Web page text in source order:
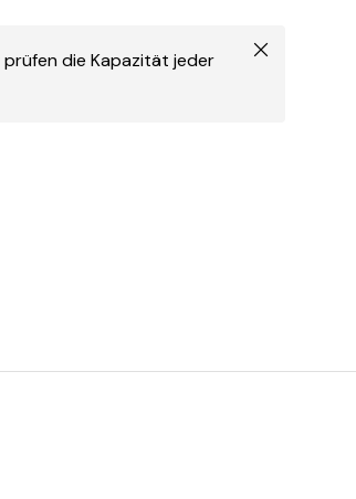
die Kapazität jeder
Schließen